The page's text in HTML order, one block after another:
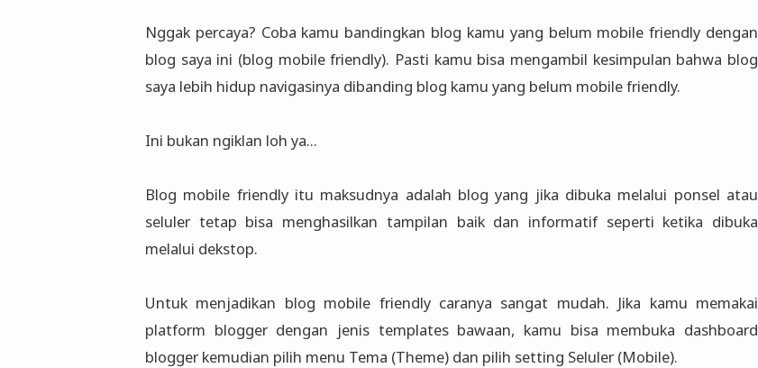
Nggak percaya? Coba kamu bandingkan blog kamu yang belum mobile friendly dengan
blog saya ini (blog mobile friendly). Pasti kamu bisa mengambil kesimpulan bahwa blog
saya lebih hidup navigasinya dibanding blog kamu yang belum mobile friendly.
Ini bukan ngiklan loh ya...
Blog mobile friendly itu maksudnya adalah blog yang jika dibuka melalui ponsel atau
seluler tetap bisa menghasilkan tampilan baik dan informatif seperti ketika dibuka
melalui dekstop.
Untuk menjadikan blog mobile friendly caranya sangat mudah. Jika kamu memakai
platform blogger dengan jenis templates bawaan, kamu bisa membuka dashboard
blogger kemudian pilih menu Tema (Theme) dan pilih setting Seluler (Mobile).